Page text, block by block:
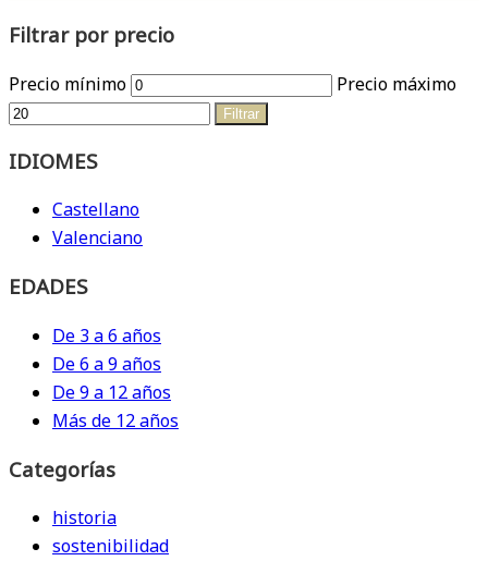
Filtrar por precio
Precio mínimo Precio máximo
Filtrar
IDIOMES
Castellano
Valenciano
EDADES
De 3 a 6 años
De 6 a 9 años
De 9 a 12 años
Más de 12 años
Categorías
historia
sostenibilidad